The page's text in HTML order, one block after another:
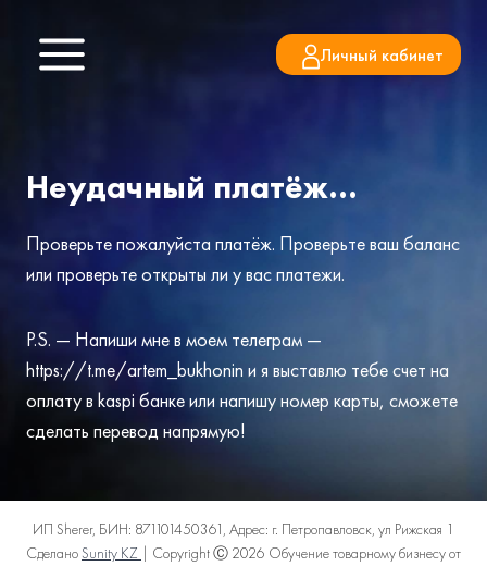
содержимому
Личный кабинет
Неудачный платёж…
Проверьте пожалуйста платёж. Проверьте ваш баланс
или проверьте открыты ли у вас платежи.
P.S. — Напиши мне в моем телеграм —
https://t.me/artem_bukhonin и я выставлю тебе счет на
оплату в kaspi банке или напишу номер карты, сможете
сделать перевод напрямую!
ИП Sherer, БИН: 871101450361, Адрес: г. Петропавловск, ул Рижская 1
Сделано Sunity KZ | Copyright Ⓒ 2026 Обучение товарному бизнесу от